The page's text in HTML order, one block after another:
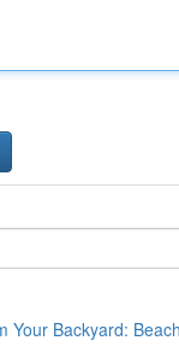
Your Backyard: